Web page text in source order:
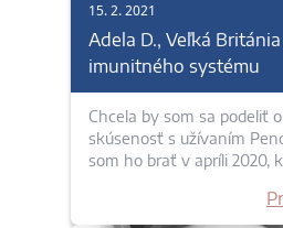
15. 2. 2021
Adela D., Veľká
imunitného systému
Chcela by som sa podeliť
skúsenosť s užívaním
som ho brať v apríli 2020,